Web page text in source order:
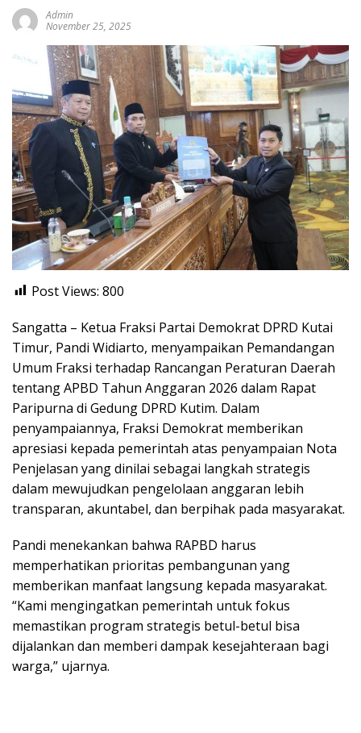
Admin
November 25, 2025
Post Views: 800
Sangatta – Ketua Fraksi Partai Demokrat DPRD Kutai
Timur, Pandi Widiarto, menyampaikan Pemandangan
Umum Fraksi terhadap Rancangan Peraturan Daerah
tentang APBD Tahun Anggaran 2026 dalam Rapat
Paripurna di Gedung DPRD Kutim. Dalam
penyampaiannya, Fraksi Demokrat memberikan
apresiasi kepada pemerintah atas penyampaian Nota
Penjelasan yang dinilai sebagai langkah strategis
dalam mewujudkan pengelolaan anggaran lebih
transparan, akuntabel, dan berpihak pada masyarakat.
Pandi menekankan bahwa RAPBD harus
memperhatikan prioritas pembangunan yang
memberikan manfaat langsung kepada masyarakat.
“Kami mengingatkan pemerintah untuk fokus
memastikan program strategis betul-betul bisa
dijalankan dan memberi dampak kesejahteraan bagi
warga,” ujarnya.